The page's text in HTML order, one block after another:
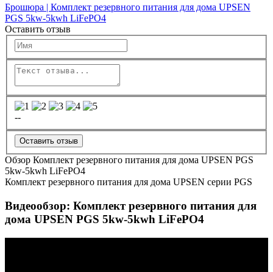
Брошюра | Комплект резервного питания для дома UPSEN
PGS 5kw-5kwh LiFePO4
Оставить отзыв
--
Оставить отзыв
Обзор Комплект резервного питания для дома UPSEN PGS
5kw-5kwh LiFePO4
Комплект резервного питания для дома UPSEN серии PGS
Видеообзор: Комплект резервного питания для
дома UPSEN PGS 5kw-5kwh LiFePO4